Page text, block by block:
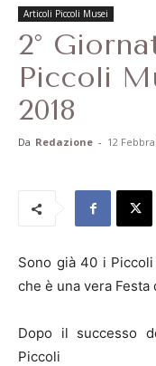
Articoli Piccoli Musei
2°
Piccoli
2018
Da Redazione - 12
Sono già 40 i
che è una vera
Dopo il successo